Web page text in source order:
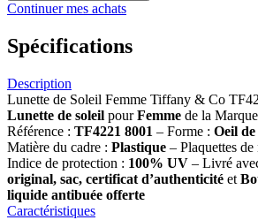
Continuer mes achats
Spécifications
Description
Lunette de Soleil Femme Tiffany & Co
Lunette de soleil pourFemme de la
Référence : TF4221 8001 – Forme : Oeil
Matière du cadre : Plastique – Plaquettes de
Indice de protection : 100% UV – Livré
original, sac, certificat d’authenticité et
liquide antibuée offerte
Caractéristiques